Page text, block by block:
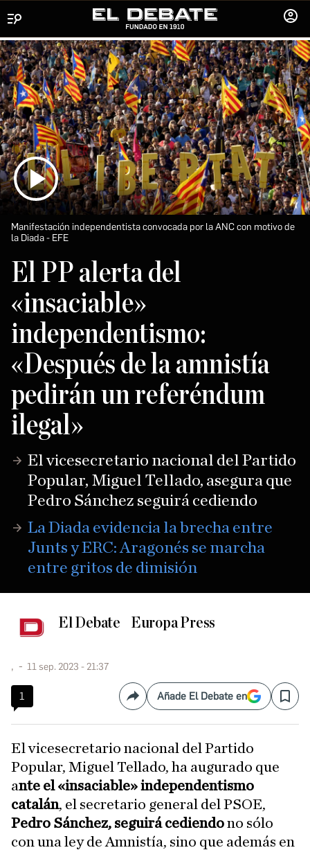
SESIÓN
Manifestación independentista convocada por la ANC con motivo de
la Diada
EFE
El PP alerta del
«insaciable»
independentismo:
«Después de la amnistía
pedirán un referéndum
ilegal»
El vicesecretario nacional del Partido
Popular, Miguel Tellado, asegura que
Pedro Sánchez seguirá cediendo
La Diada evidencia la brecha entre
Junts y ERC: Aragonés se marcha
entre gritos de dimisión
El Debate Europa Press
, 11 sep. 2023 - 21:37
1 CompartirAñade El Debate en Save
El vicesecretario nacional del Partido
Popular, Miguel Tellado, ha augurado que
ante el «insaciable» independentismo
catalán, el secretario general del PSOE,
Pedro Sánchez, seguirá cediendono sólo
con una ley de Amnistía, sino que además en